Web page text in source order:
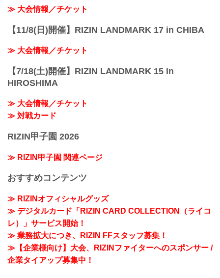
≫ 大会情報／チケット
【11/8(日)開催】RIZIN LANDMARK 17 in CHIBA
≫ 大会情報／チケット
【7/18(土)開催】RIZIN LANDMARK 15 in
HIROSHIMA
≫ 大会情報／チケット
≫ 対戦カード
RIZIN甲子園 2026
≫ RIZIN甲子園 関連ページ
おすすめコンテンツ
≫ RIZINオフィシャルグッズ
≫ デジタルカード「RIZIN CARD COLLECTION（ライコ
レ）」サービス開始！
≫ 業務拡大につき、RIZIN FFスタッフ募集！
≫【企業様向け】大会、RIZINファイターへのスポンサー /
企業タイアップ募集中！